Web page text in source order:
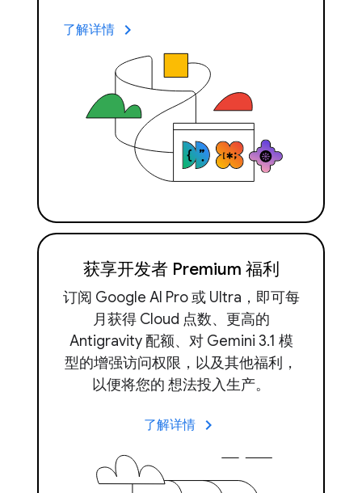
了解详情 keyboard_arrow_right
获享开发者 Premium 福利
订阅 Google AI Pro 或 Ultra，即可每
月获得 Cloud 点数、更高的
Antigravity 配额、对 Gemini 3.1 模
型的增强访问权限，以及其他福利，
以便将您的 想法投入生产。
了解详情 keyboard_arrow_right